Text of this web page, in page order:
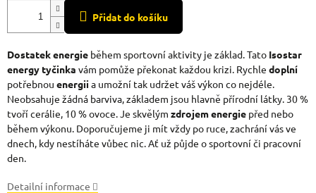
Přidat do košíku
Dostatek energie během sportovní aktivity je základ. Tato Isostar
energy tyčinka vám pomůže překonat každou krizi. Rychle doplní
potřebnou energiia umožní tak udržet váš výkon co nejdéle.
Neobsahuje žádná barviva, základem jsou hlavně přírodní látky. 30 %
tvoří cerálie, 10 % ovoce. Je skvělým zdrojem energie před nebo
během výkonu. Doporučujeme ji mít vždy po ruce, zachrání vás ve
dnech, kdy nestíháte vůbec nic. Ať už půjde o sportovní či pracovní
den.
Detailní informace